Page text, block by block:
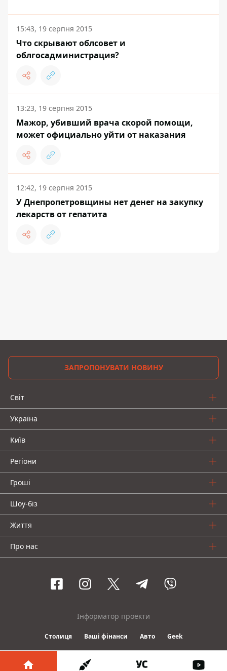
15:43, 19 серпня 2015
Что скрывают облсовет и
облгосадминистрация?
13:23, 19 серпня 2015
Мажор, убивший врача скорой помощи,
может официально уйти от наказания
12:42, 19 серпня 2015
У Днепропетровщины нет денег на закупку
лекарств от гепатита
ЗАПРОПОНУВАТИ НОВИНУ
Світ
Україна
Київ
Регіони
Гроші
Шоу-біз
Життя
Про нас
Інформатор проекти
Столиця Ваші фінанси Авто Geek
© 2016-2026 Informator